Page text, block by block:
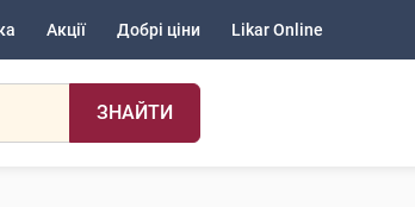
Акції Добрі ціни Likar Online
ЗНАЙТИ